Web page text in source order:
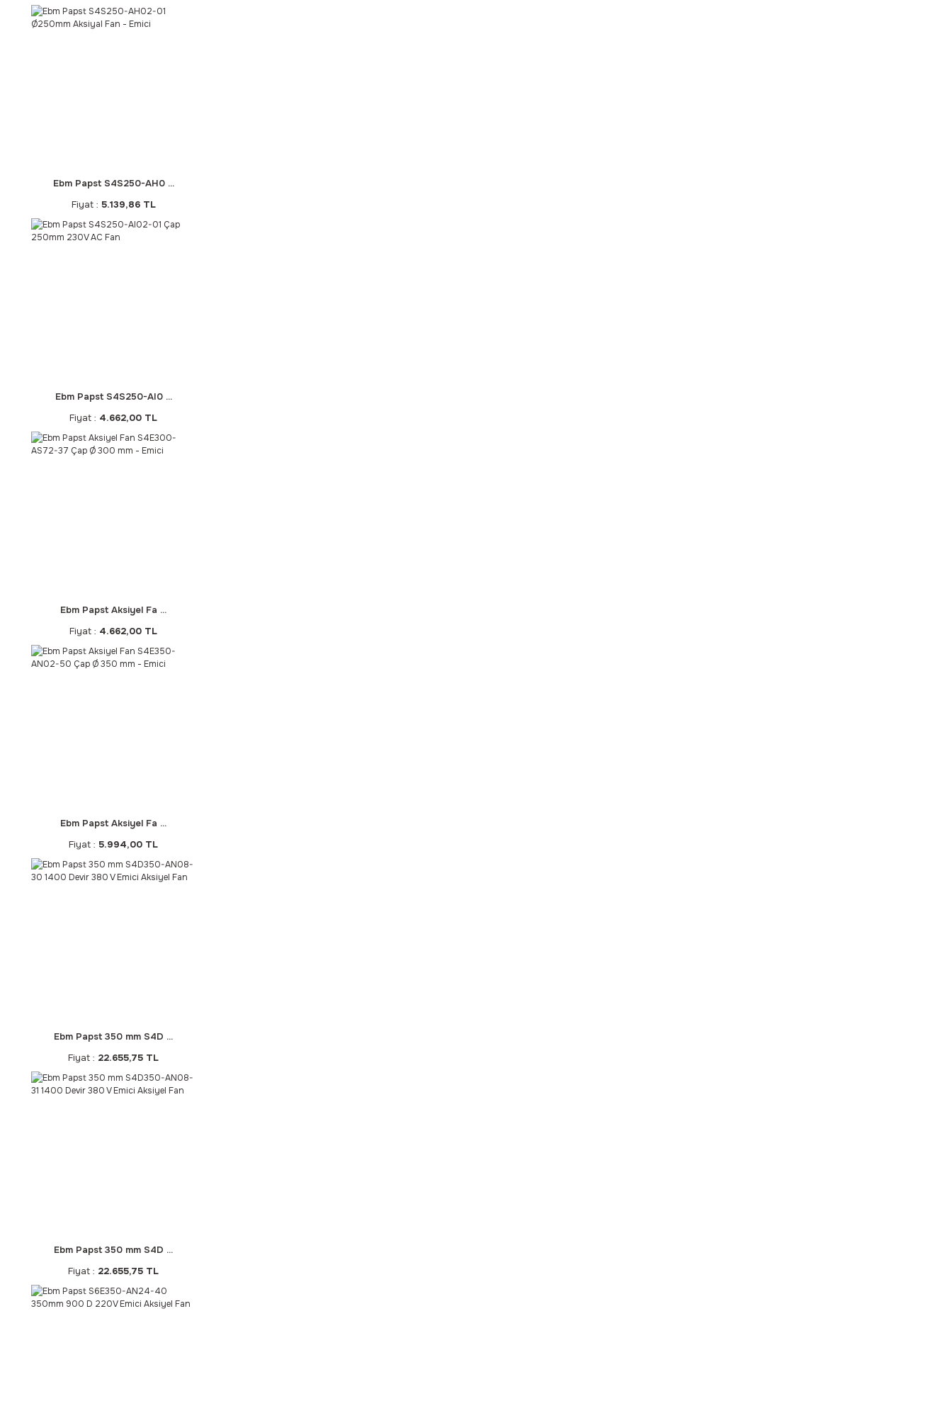
Ebm Papst S4S250-AH0 ...
Fiyat : 5.139,86 TL
Ebm Papst S4S250-AI0 ...
Fiyat : 4.662,00 TL
Ebm Papst Aksiyel Fa ...
Fiyat : 4.662,00 TL
Ebm Papst Aksiyel Fa ...
Fiyat : 5.994,00 TL
Ebm Papst 350 mm S4D ...
Fiyat : 22.655,75 TL
Ebm Papst 350 mm S4D ...
Fiyat : 22.655,75 TL